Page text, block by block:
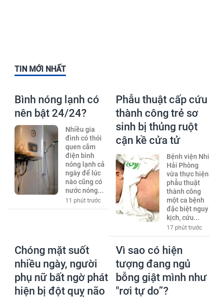
TIN MỚI NHẤT
Bình nóng lạnh có
nên bật 24/24?
Nhiều gia
đình có thói
quen cắm
điện bình
nóng lạnh cả
ngày để lúc
nào cũng có
nước nóng...
11 phút trước
Phẫu thuật cấp cứu
thành công trẻ sơ
sinh bị thủng ruột
cận kề cửa tử
Bệnh viện Nhi
Hải Phòng
vừa thực hiện
phẫu thuật
thành công
một ca bệnh
đặc biệt nguy
kịch, cứu...
17 phút trước
Chóng mặt suốt
nhiều ngày, người
phụ nữ bất ngờ phát
hiện bị đột quỵ não
Vì sao có hiện
tượng đang ngủ
bỗng giật mình như
"rơi tự do”?